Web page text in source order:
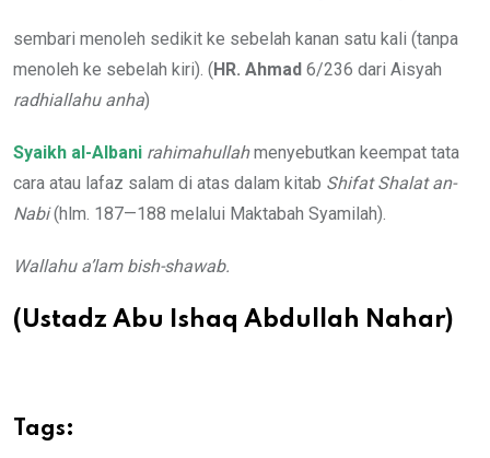
sembari menoleh sedikit ke sebelah kanan satu kali (tanpa
menoleh ke sebelah kiri). (HR. Ahmad 6/236 dari Aisyah
radhiallahu anha)
Syaikh al-Albani rahimahullahmenyebutkan keempat tata
cara atau lafaz salam di atas dalam kitab Shifat Shalat an-
Nabi(hlm. 187—188 melalui Maktabah Syamilah).
Wallahu a’lam bish-shawab.
(Ustadz Abu Ishaq Abdullah Nahar)
Tags: